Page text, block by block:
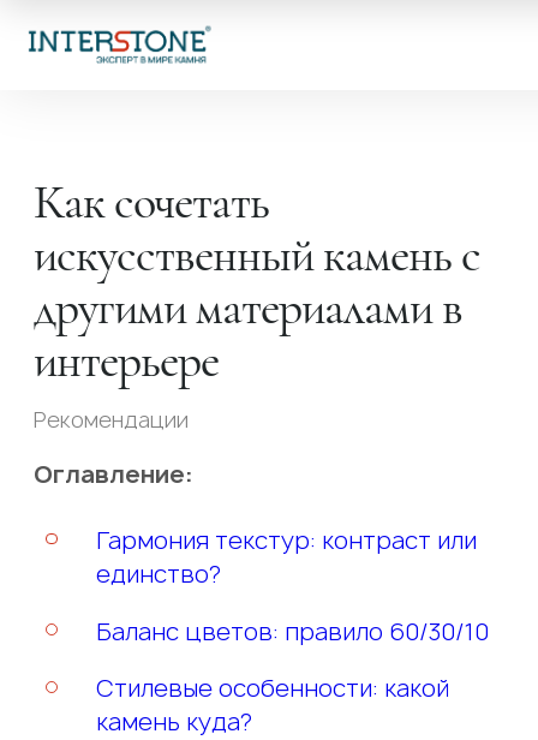
Как сочетать
искусственный камень с
другими материалами в
интерьере
Рекомендации
Оглавление:
Гармония текстур: контраст или
единство?
Баланс цветов: правило 60/30/10
Стилевые особенности: какой
камень куда?
Ваша сфера деятельности